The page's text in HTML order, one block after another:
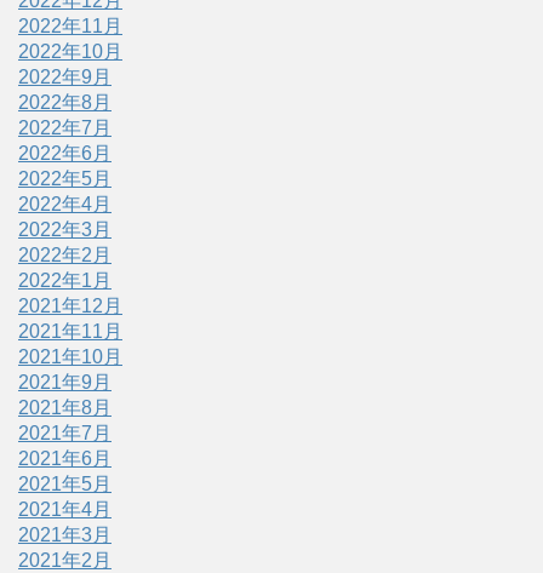
2022年11月
2022年10月
2022年9月
2022年8月
2022年7月
2022年6月
2022年5月
2022年4月
2022年3月
2022年2月
2022年1月
2021年12月
2021年11月
2021年10月
2021年9月
2021年8月
2021年7月
2021年6月
2021年5月
2021年4月
2021年3月
2021年2月